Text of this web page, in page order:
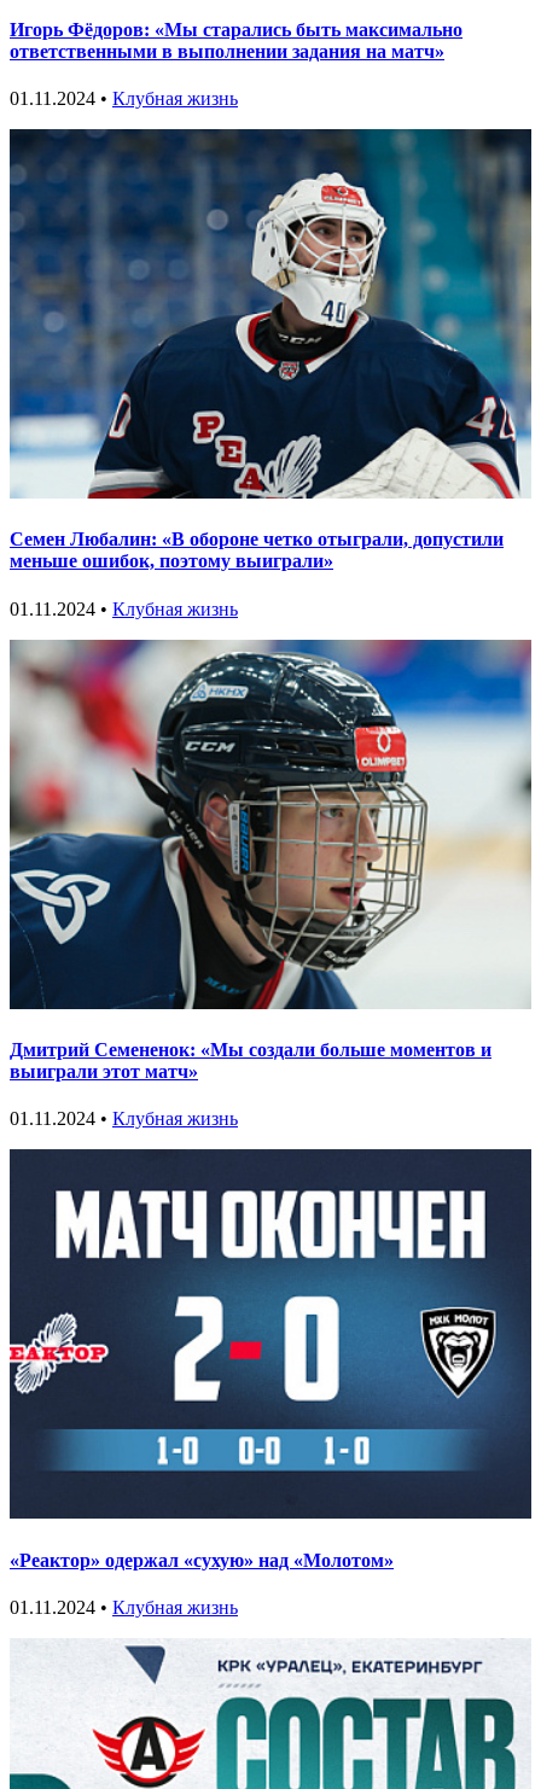
Игорь Фёдоров: «Мы старались быть максимально
ответственными в выполнении задания на матч»
01.11.2024 • Клубная жизнь
Семен Любалин: «В обороне четко отыграли, допустили
меньше ошибок, поэтому выиграли»
01.11.2024 • Клубная жизнь
Дмитрий Семененок: «Мы создали больше моментов и
выиграли этот матч»
01.11.2024 • Клубная жизнь
«Реактор» одержал «сухую» над «Молотом»
01.11.2024 • Клубная жизнь